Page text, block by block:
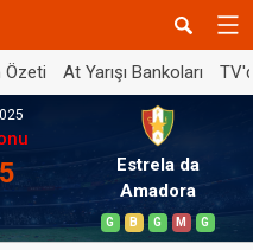
Özeti At Yarışı Bankoları
Estrela da
Amadora
G B G M G